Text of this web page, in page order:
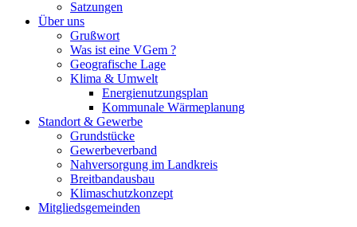
Satzungen
Über uns
Grußwort
Was ist eine VGem ?
Geografische Lage
Klima & Umwelt
Energienutzungsplan
Kommunale Wärmeplanung
Standort & Gewerbe
Grundstücke
Gewerbeverband
Nahversorgung im Landkreis
Breitbandausbau
Klimaschutzkonzept
Mitgliedsgemeinden